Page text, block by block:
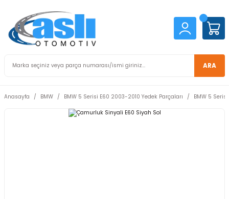
ARA
Anasayfa BMW BMW 5 Serisi E60 2003-2010 Yedek Parçaları BMW 5